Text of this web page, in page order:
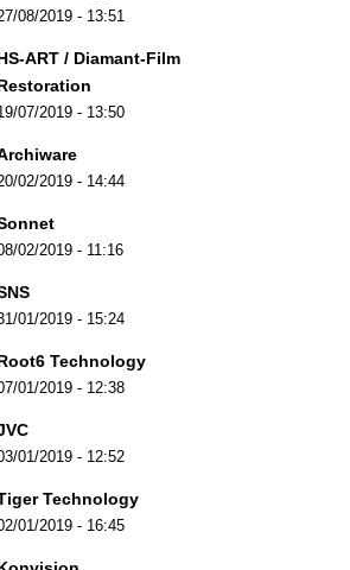
08/2019 - 13:51
HS-ART / Diamant-Film
Restoration
07/2019 - 13:50
02/2019 - 14:44
02/2019 - 11:16
01/2019 - 15:24
Root6 Technology
01/2019 - 12:38
01/2019 - 12:52
Technology
01/2019 - 16:45